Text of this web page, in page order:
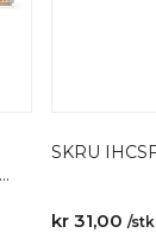
SKRU
kr 31,00 /stk